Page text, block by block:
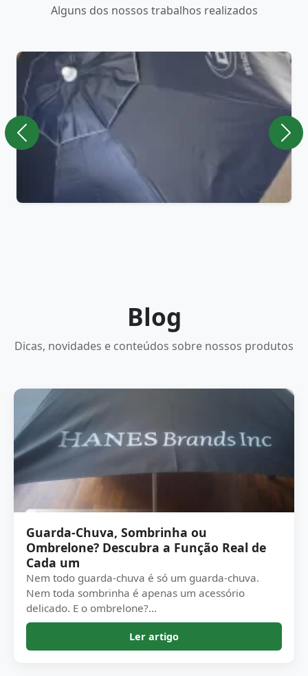
Alguns dos nossos trabalhos realizados
Blog
Dicas, novidades e conteúdos sobre nossos produtos
Guarda-Chuva, Sombrinha ou
Ombrelone? Descubra a Função Real de
Cada um
Nem todo guarda-chuva é só um guarda-chuva.
Nem toda sombrinha é apenas um acessório
delicado. E o ombrelone?...
Ler artigo